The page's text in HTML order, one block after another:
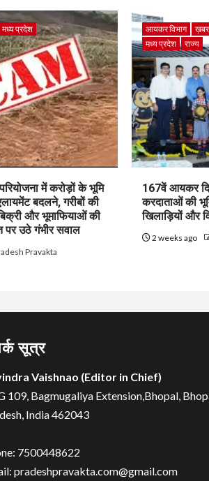
मध्य प्रदेश
में करोड़ों के भूमि
बदलने, गरीबों की
और भूमाफियाओं की
उठे गंभीर सवाल
Pravakta
आयकर विभाग ख़बर
मध्य प्रदेश
राज्य
167वें आयकर
करदाताओं की
खिलाड़ियों और
2 weeks ago
सूत्र
Vaishnao (Editor in Chief)
109, Bagmugaliya Extension,Bhopal,
India 462043
7500448622
pradeshpravakta.com@gmail.com